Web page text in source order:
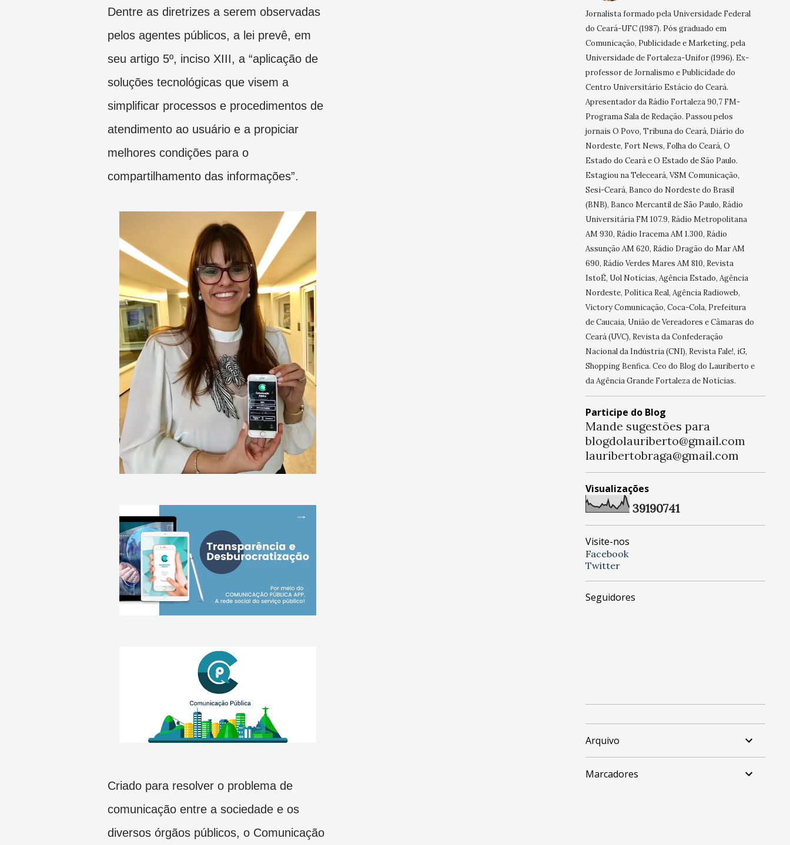
Dentre as diretrizes a serem observadas
pelos agentes públicos, a lei prevê, em
seu artigo 5º, inciso XIII, a “aplicação de
soluções tecnológicas que visem a
simplificar processos e procedimentos de
atendimento ao usuário e a propiciar
melhores condições para o
compartilhamento das informações”.
Criado para resolver o problema de
comunicação entre a sociedade e os
diversos órgãos públicos, o Comunicação
Jornalista formado pela Universidade Federal
do Ceará-UFC (1987). Pós graduado em
Comunicação, Publicidade e Marketing, pela
Universidade de Fortaleza-Unifor (1996). Ex-
professor de Jornalismo e Publicidade do
Centro Universitário Estácio do Ceará.
Apresentador da Rádio Fortaleza 90,7 FM-
Programa Sala de Redação. Passou pelos
jornais O Povo, Tribuna do Ceará, Diário do
Nordeste, Fort News, Folha do Ceará, O
Estado do Ceará e O Estado de São Paulo.
Estagiou na Teleceará, VSM Comunicação,
Sesi-Ceará, Banco do Nordeste do Brasil
(BNB), Banco Mercantil de São Paulo, Rádio
Universitária FM 107.9, Rádio Metropolitana
AM 930, Rádio Iracema AM 1.300, Rádio
Assunção AM 620, Rádio Dragão do Mar AM
690, Rádio Verdes Mares AM 810, Revista
IstoÉ, Uol Notícias, Agência Estado, Agência
Nordeste, Política Real, Agência Radioweb,
Victory Comunicação, Coca-Cola, Prefeitura
de Caucaia, União de Vereadores e Câmaras do
Ceará (UVC), Revista da Confederação
Nacional da Indústria (CNI), Revista Fale!, iG,
Shopping Benfica. Ceo do Blog do Lauriberto e
da Agência Grande Fortaleza de Notícias.
Participe do Blog
Mande sugestões para
blogdolauriberto@gmail.com
lauribertobraga@gmail.com
Visualizações
39190741
Visite-nos
Facebook
Twitter
Seguidores
Arquivo
Marcadores